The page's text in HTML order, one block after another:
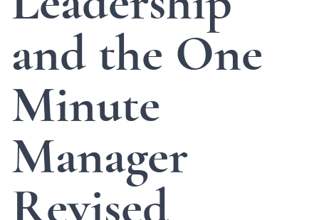
and the One
Minute
Manager
Revised